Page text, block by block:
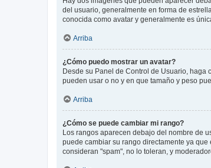
del usuario, generalmente en forma de
conocida como avatar y generalmente es
Arriba
¿Cómo puedo mostrar un avatar?
Desde su Panel de Control de Usuario, haga
pueden usar o no y en que tamaño y peso
Arriba
¿Cómo se puede cambiar mi rango?
Los rangos aparecen debajo del nombre de
puede cambiar su rango directamente ya
consideran "spam", no lo toleran, y